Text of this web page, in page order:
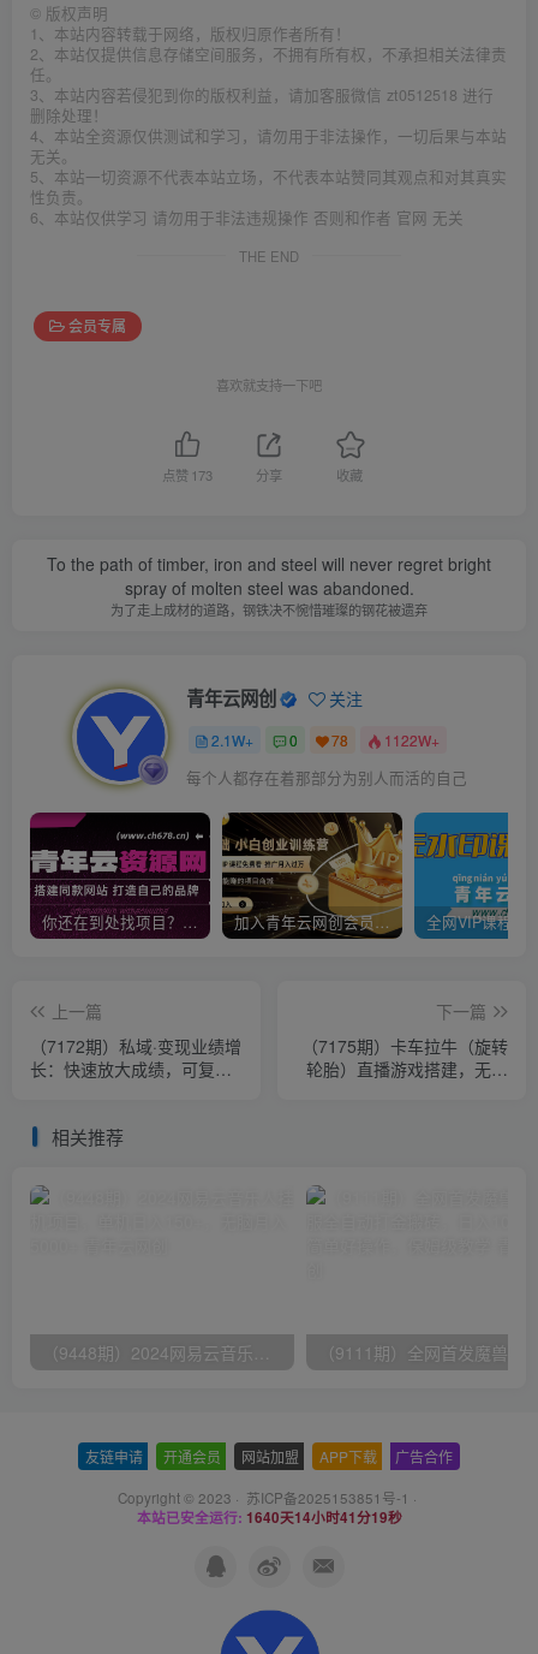
© 版权声明
1、本站内容转载于网络，版权归原作者所有！
2、本站仅提供信息存储空间服务，不拥有所有权，不承担相关法律责
任。
3、本站内容若侵犯到你的版权利益，请加客服微信 zt0512518 进行
删除处理！
4、本站全资源仅供测试和学习，请勿用于非法操作，一切后果与本站
无关。
5、本站一切资源不代表本站立场，不代表本站赞同其观点和对其真实
性负责。
6、本站仅供学习 请勿用于非法违规操作 否则和作者 官网 无关
THE END
会员专属
喜欢就支持一下吧
点赞 173 分享 收藏
To the path of timber, iron and steel will never regret bright
spray of molten steel was abandoned.
为了走上成材的道路，钢铁决不惋惜璀璨的钢花被遗弃
青年云网创 关注
2.1W+ 0 78 1122W+
每个人都存在着那部分为别人而活的自己
你还在到处找项目？还在当韭菜？我靠卖项目一个月收入5万+，曾经我也是个失败者。 加入青年云网创会员，全站资源免费学习。加入高级合伙人，推广日入1000+
上一篇
（7172期）私域·变现业绩增
长：快速放大成绩，可复制
下一篇
（7175期）卡车拉牛（旋转
轮胎）直播游戏搭建，无人
相关推荐
友链申请 开通会员 网站加盟 APP下载 广告合作
Copyright © 2023 · 苏ICP备2025153851号-1 ·
本站已安全运行: 1640天14小时41分20秒